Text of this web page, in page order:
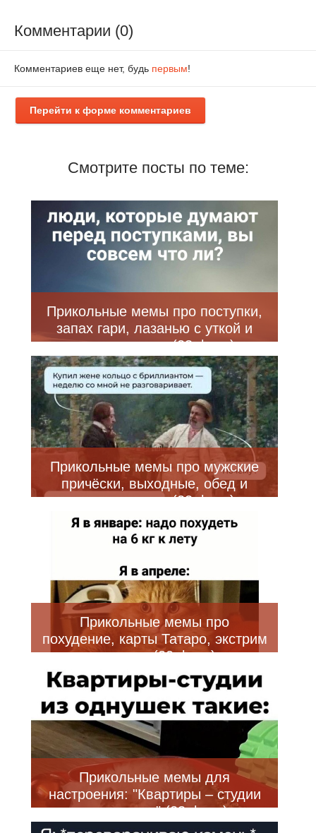
Комментарии (0)
Комментариев еще нет, будь первым!
Перейти к форме комментариев
Смотрите посты по теме:
Прикольные мемы про поступки,
запах гари, лазанью с уткой и
многое другое (23 фото)
Прикольные мемы про мужские
причёски, выходные, обед и
многое другое (23 фото)
Прикольные мемы про
похудение, карты Татаро, экстрим
и другое (20 фото)
Прикольные мемы для
настроения: "Квартиры – студии
из однушек" (23 фото)